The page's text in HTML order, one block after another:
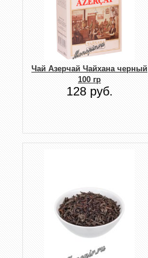
Чай Азерчай Чайхана черный
100 гр
128 руб.